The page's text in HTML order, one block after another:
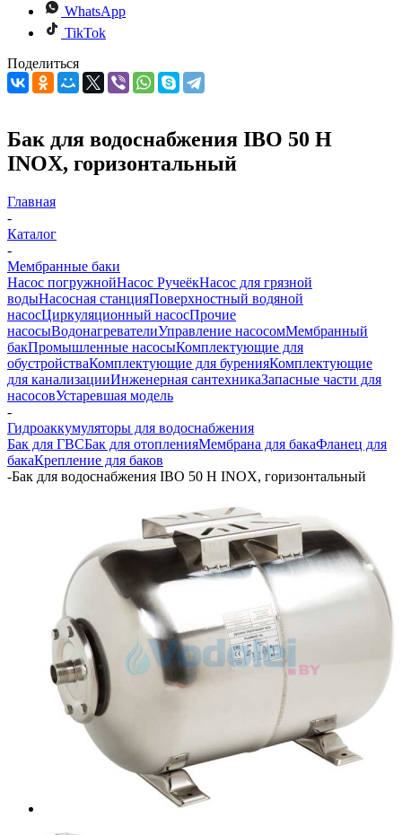
WhatsApp
TikTok
Поделиться
Бак для водоснабжения IBO 50 H
INOX, горизонтальный
Главная
-
Каталог
-
Мембранные баки
Насос погружнойНасос РучеёкНасос для грязной
водыНасосная станцияПоверхностный водяной
насосЦиркуляционный насосПрочие
насосыВодонагревателиУправление насосомМембранный
бакПромышленные насосыКомплектующие для
обустройстваКомплектующие для буренияКомплектующие
для канализацииИнженерная сантехникаЗапасные части для
насосовУстаревшая модель
-
Гидроаккумуляторы для водоснабжения
Бак для ГВСБак для отопленияМембрана для бакаФланец для
бакаКрепление для баков
-Бак для водоснабжения IBO 50 H INOX, горизонтальный